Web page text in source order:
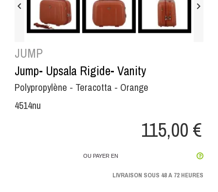
 
JUMP
Jump- Upsala Rigide- Vanity
Polypropylène - Teracotta - Orange
4514nu
115,00 €
OU PAYER EN
LIVRAISON SOUS 48 A 72 HEURES